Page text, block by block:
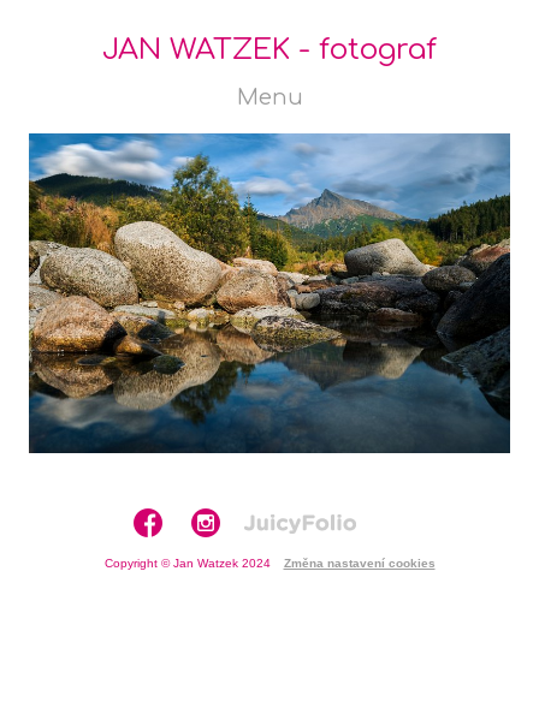
JAN WATZEK - fotograf
Menu
Copyright © Jan Watzek 2024 Změna nastavení cookies